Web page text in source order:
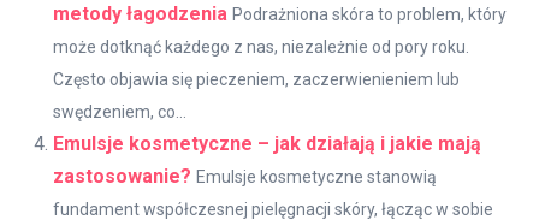
metody łagodzenia Podrażniona skóra to problem, który
może dotknąć każdego z nas, niezależnie od pory roku.
Często objawia się pieczeniem, zaczerwienieniem lub
swędzeniem, co...
Emulsje kosmetyczne – jak działają i jakie mają
zastosowanie? Emulsje kosmetyczne stanowią
fundament współczesnej pielęgnacji skóry, łącząc w sobie